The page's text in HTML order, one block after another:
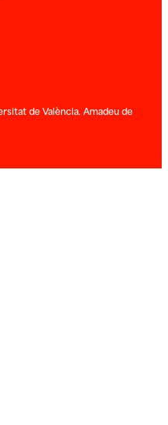
de València. Amadeu de